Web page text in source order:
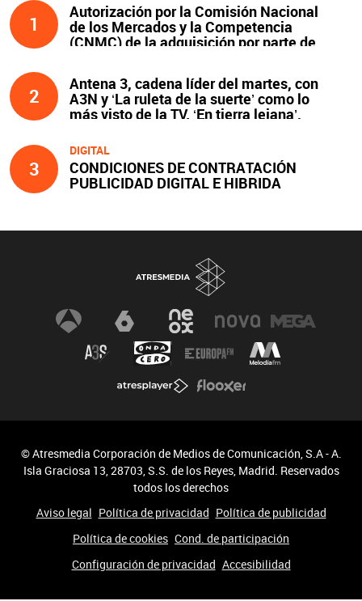
1
Autorización por la Comisión Nacional
de los Mercados y la Competencia
(CNMC) de la adquisición por parte de
compromisos asumidos
2
Antena 3, cadena líder del martes, con
A3N y ‘La ruleta de la suerte’ como lo
más visto de la TV. ‘En tierra lejana’,
3
DIGITAL
CONDICIONES DE CONTRATACIÓN
PUBLICIDAD DIGITAL E HIBRIDA
© Atresmedia Corporación de Medios de Comunicación, S.A - A.
Isla Graciosa 13, 28703, S.S. de los Reyes, Madrid. Reservados
todos los derechos
Aviso legal Política de privacidad Política de publicidad
Política de cookies Cond. de participación
Configuración de privacidad Accesibilidad